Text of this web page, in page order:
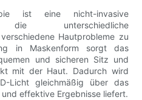
ist eine nicht-invasive
die unterschiedliche
Hautprobleme zu
in Maskenform sorgt das
und sicheren Sitz und
mit der Haut. Dadurch wird
Licht gleichmäßig über das
effektive Ergebnisse liefert.